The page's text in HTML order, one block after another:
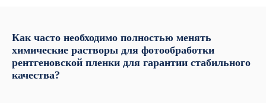
Как часто необходимо полностью менять
химические растворы для фотообработки
рентгеновской пленки для гарантии стабильного
качества?